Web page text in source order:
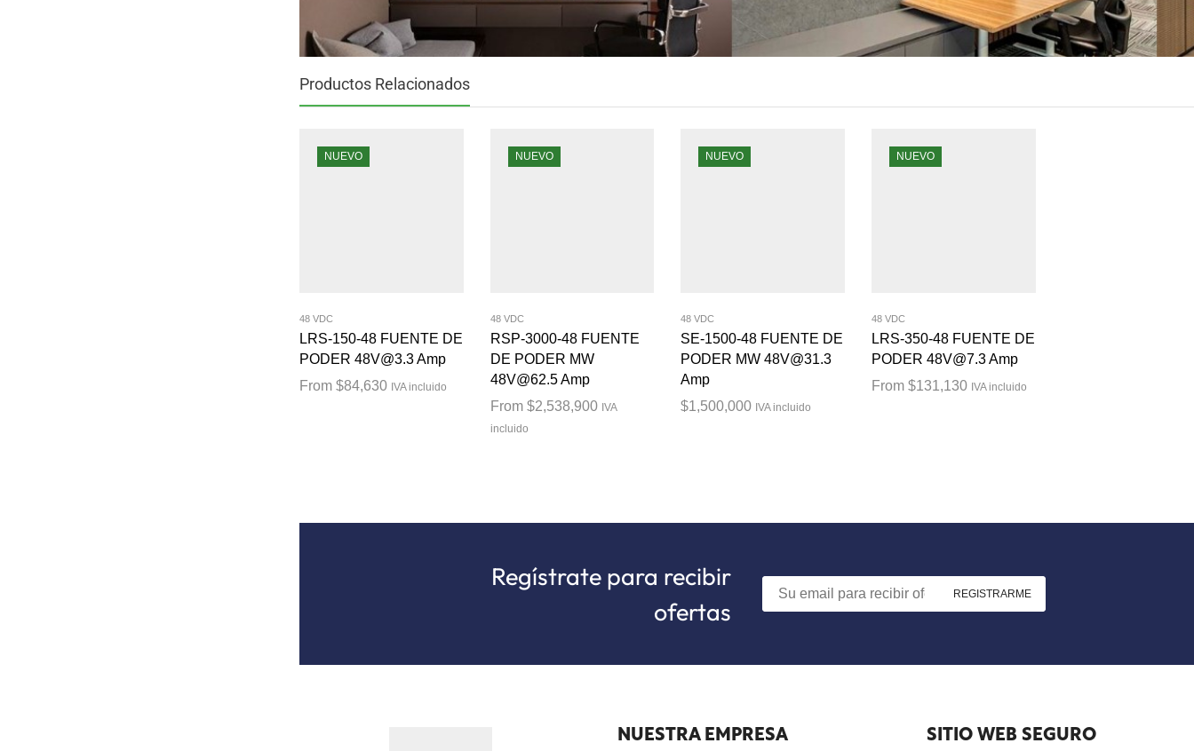
Productos Relacionados
NUEVO
48 VDC
LRS-150-48 FUENTE DE
PODER 48V@3.3 Amp
From$84,630 IVA incluido
NUEVO
48 VDC
RSP-3000-48 FUENTE
DE PODER MW
48V@62.5 Amp
From $2,538,900 IVA
incluido
NUEVO
48 VDC
SE-1500-48 FUENTE DE
PODER MW 48V@31.3
Amp
$1,500,000 IVA incluido
NUEVO
48 VDC
LRS-350-48 FUENTE DE
PODER 48V@7.3 Amp
From$131,130 IVA incluido
Regístrate para recibir
ofertas
NUESTRA EMPRESA SITIO WEB SEGURO